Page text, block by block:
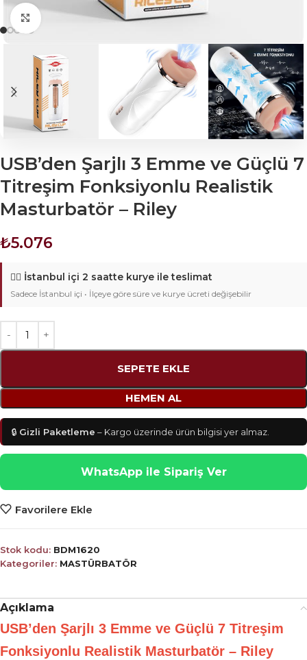
Click to enlarge
USB’den Şarjlı 3 Emme ve Güçlü 7
Titreşim Fonksiyonlu Realistik
Masturbatör – Riley
₺5.076
🚴‍♂️ İstanbul içi 2 saatte kurye ile teslimat
Sadece İstanbul içi • İlçeye göre süre ve kurye ücreti değişebilir
SEPETE EKLE
HEMEN AL
🔒 Gizli Paketleme – Kargo üzerinde ürün bilgisi yer almaz.
WhatsApp ile Sipariş Ver
Favorilere Ekle
Stok kodu: BDM1620
Kategoriler: MASTÜRBATÖR
Açıklama
USB’den Şarjlı 3 Emme ve Güçlü 7 Titreşim
Fonksiyonlu Realistik Masturbatör – Riley